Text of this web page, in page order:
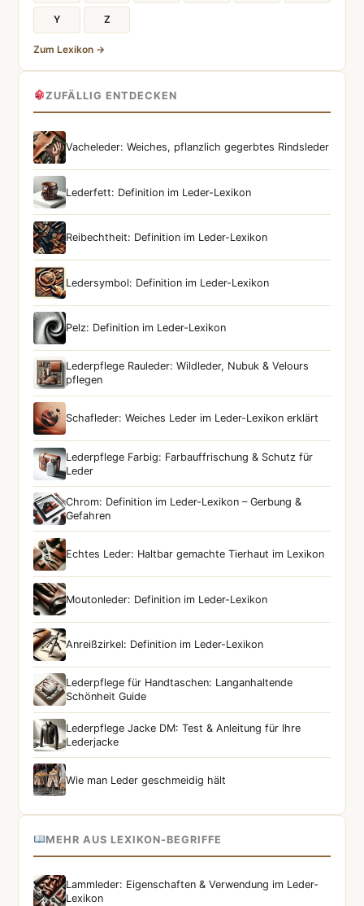
Y Z
Zum Lexikon →
ZUFÄLLIG ENTDECKEN
Vacheleder: Weiches, pflanzlich gegerbtes Rindsleder
Lederfett: Definition im Leder-Lexikon
Reibechtheit: Definition im Leder-Lexikon
Ledersymbol: Definition im Leder-Lexikon
Pelz: Definition im Leder-Lexikon
Lederpflege Rauleder: Wildleder, Nubuk & Velours
pflegen
Schafleder: Weiches Leder im Leder-Lexikon erklärt
Lederpflege Farbig: Farbauffrischung & Schutz für
Leder
Chrom: Definition im Leder-Lexikon – Gerbung &
Gefahren
Echtes Leder: Haltbar gemachte Tierhaut im Lexikon
Moutonleder: Definition im Leder-Lexikon
Anreißzirkel: Definition im Leder-Lexikon
Lederpflege für Handtaschen: Langanhaltende
Schönheit Guide
Lederpflege Jacke DM: Test & Anleitung für Ihre
Lederjacke
Wie man Leder geschmeidig hält
MEHR AUS LEXIKON-BEGRIFFE
Lammleder: Eigenschaften & Verwendung im Leder-
Lexikon